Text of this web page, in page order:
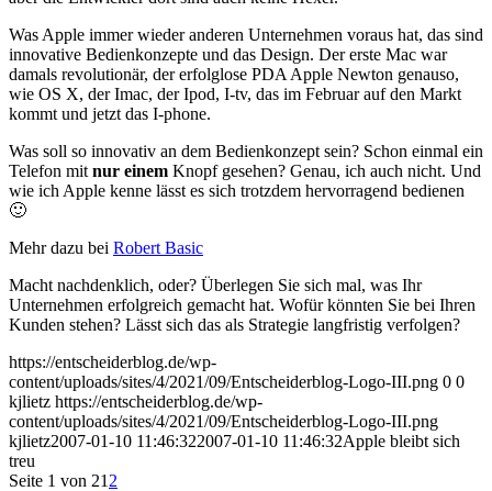
Was Apple immer wieder anderen Unternehmen voraus hat, das sind
innovative Bedienkonzepte und das Design. Der erste Mac war
damals revolutionär, der erfolglose PDA Apple Newton genauso,
wie OS X, der Imac, der Ipod, I-tv, das im Februar auf den Markt
kommt und jetzt das I-phone.
Was soll so innovativ an dem Bedienkonzept sein? Schon einmal ein
Telefon mit nur einem Knopf gesehen? Genau, ich auch nicht. Und
wie ich Apple kenne lässt es sich trotzdem hervorragend bedienen
🙂
Mehr dazu bei Robert Basic
Macht nachdenklich, oder? Überlegen Sie sich mal, was Ihr
Unternehmen erfolgreich gemacht hat. Wofür könnten Sie bei Ihren
Kunden stehen? Lässt sich das als Strategie langfristig verfolgen?
https://entscheiderblog.de/wp-
content/uploads/sites/4/2021/09/Entscheiderblog-Logo-III.png 0 0
kjlietz https://entscheiderblog.de/wp-
content/uploads/sites/4/2021/09/Entscheiderblog-Logo-III.png
kjlietz2007-01-10 11:46:322007-01-10 11:46:32Apple bleibt sich
treu
Seite 1 von 21 2